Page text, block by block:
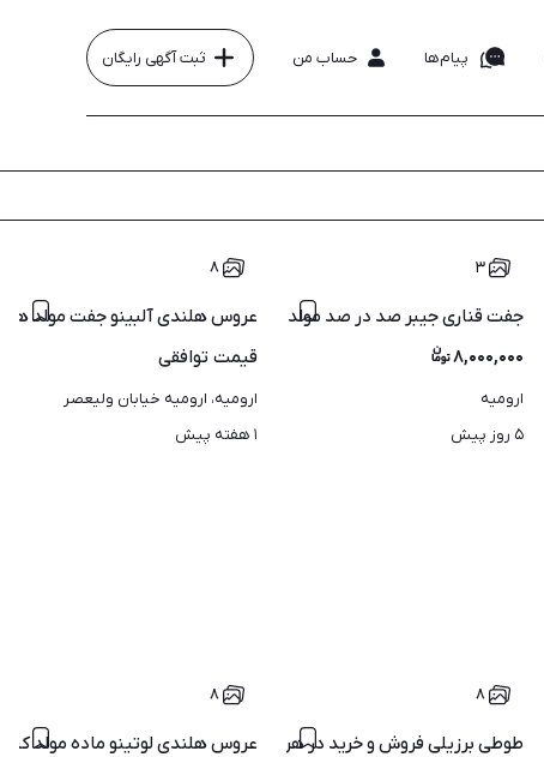
پیام‌ها حساب من ثبت آگهی رایگان
۳
جفت قناری جیبر صد در صد مولد که عکس جوجه های قبلی را برایتان
۸,۰۰۰,۰۰۰
ارومیه
۵ روز پیش
۸
عروس هلندی آلبینو جفت مولد
قیمت توافقی
ارومیه، ارومیه خیابان ولیعصر
۱ هفته پیش
۸
طوطی برزیلی فروش و خرید در هر رنگ و نژاد سریلاکی تا مولد
۸
عروس هلندی لوتینو ماده مولد